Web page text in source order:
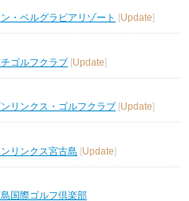
・ベルグラビアリゾート
[Update]
ゴルフクラブ [Update]
リンクス・ゴルフクラブ [Update]
リンクス宮古島 [Update]
国際ゴルフ倶楽部